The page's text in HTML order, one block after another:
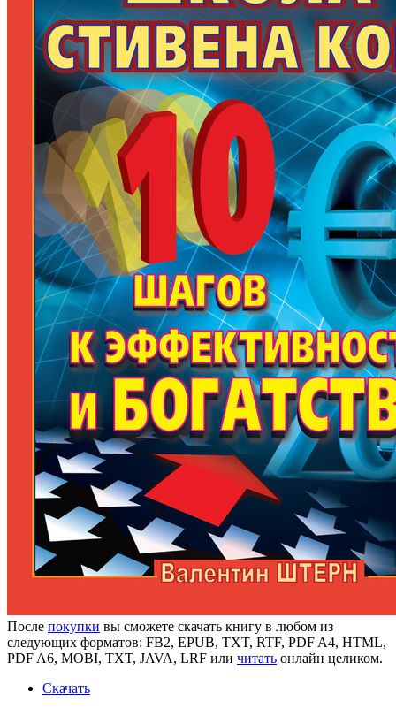
После покупки вы сможете скачать книгу в любом из
следующих форматов: FB2, EPUB, TXT, RTF, PDF A4, HTML,
PDF A6, MOBI, TXT, JAVA, LRF или читать онлайн целиком.
Скачать